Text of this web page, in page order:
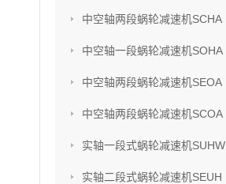
中空轴两段蜗轮减速机SCHA
中空轴一段蜗轮减速机SOHA
中空轴两段蜗轮减速机SEOA
中空轴两段蜗轮减速机SCOA
实轴一段式蜗轮减速机SUHW
实轴二段式蜗轮减速机SEUH